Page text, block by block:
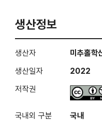
생산정보
생산자
미추홀학
생산일자
2022
저작권
국내외 구분 국내